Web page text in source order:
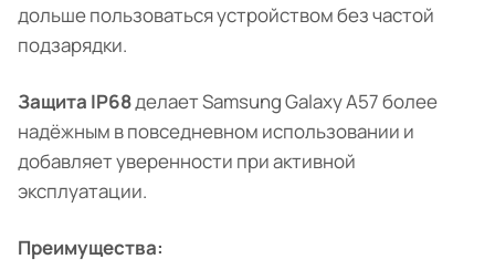
дольше пользоваться устройством без частой
подзарядки.
Защита IP68делает Samsung Galaxy A57 более
надёжным в повседневном использовании и
добавляет уверенности при активной
эксплуатации.
Преимущества: